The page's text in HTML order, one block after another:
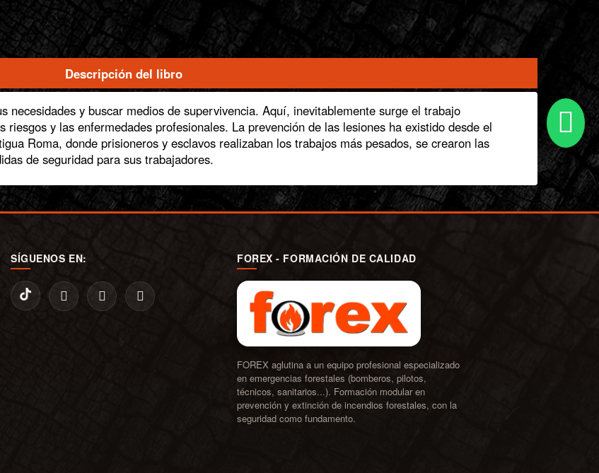
Descripción del libro
necesidades y buscar medios de supervivencia. Aquí, inevitablemente surge el trabajo
y las enfermedades profesionales. La prevención de las lesiones ha existido desde el
Roma, donde prisioneros y esclavos realizaban los trabajos más pesados, se crearon las
de seguridad para sus trabajadores.
SÍGUENOS EN: FOREX - FORMACIÓN DE CALIDAD
FOREX aglutina a un equipo profesional especializado
en emergencias forestales (bomberos, pilotos,
técnicos, sanitarios...). Formación modular en
prevención y extinción de incendios forestales, con la
seguridad como fundamento.